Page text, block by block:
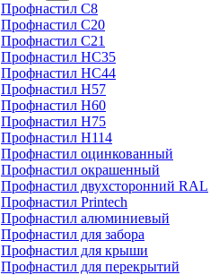
Профнастил C8
Профнастил C20
Профнастил C21
Профнастил HC35
Профнастил HC44
Профнастил H57
Профнастил H60
Профнастил H75
Профнастил H114
Профнастил оцинкованный
Профнастил окрашенный
Профнастил двухсторонний RAL
Профнастил Printech
Профнастил алюминиевый
Профнастил для забора
Профнастил для крыши
Профнастил для перекрытий